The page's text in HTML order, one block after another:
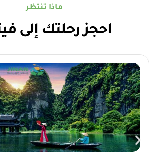
ماذا تنتظر
احجز رحلتك إلى